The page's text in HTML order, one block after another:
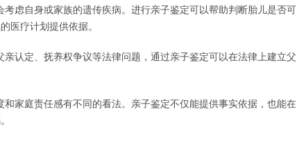
虑自身或家族的遗传疾病。进行亲子鉴定可以帮助判断胎儿是否可
医疗计划提供依据。
认定、抚养权争议等法律问题，通过亲子鉴定可以在法律上建立父
家庭责任感有不同的看法。亲子鉴定不仅能提供事实依据，也能在